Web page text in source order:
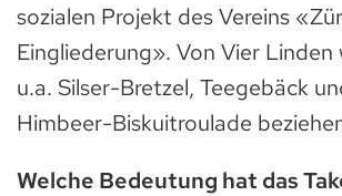
sozialen Projekt des Vereins
Eingliederung». Von Vier Linden
u.a. Silser-Bretzel, Teegebäck
Himbeer-Biskuitroulade
Welche Bedeutung hat das